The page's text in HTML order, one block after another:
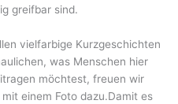
greifbar sind.
vielfarbige Kurzgeschichten
was Menschen hier
möchtest, freuen wir
einem Foto dazu.Damit es